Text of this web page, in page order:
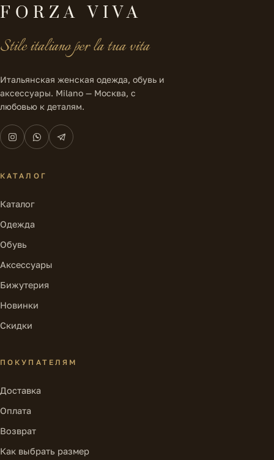
FORZA VIVA
Stile italiano per la tua vita
Итальянская женская одежда, обувь и
аксессуары. Milano — Москва, с
любовью к деталям.
КАТАЛОГ
Каталог
Одежда
Обувь
Аксессуары
Бижутерия
Новинки
Скидки
ПОКУПАТЕЛЯМ
Доставка
Оплата
Возврат
Как выбрать размер